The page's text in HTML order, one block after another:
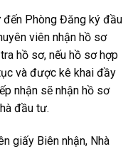
đến Phòng Đăng ký đầu
viên nhận hồ sơ
hồ sơ, nếu hồ sơ hợp
và được kê khai đầy
nhận sẽ nhận hồ sơ
đầu tư.
giấy Biên nhận, Nhà